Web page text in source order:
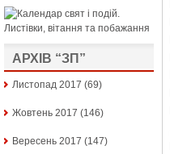
АРХІВ “ЗП”
Листопад 2017 (69)
Жовтень 2017 (146)
Вересень 2017 (147)